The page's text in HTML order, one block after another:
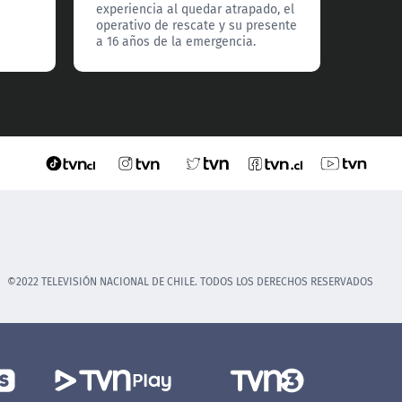
experiencia al quedar atrapado, el
operativo de rescate y su presente
a 16 años de la emergencia.
©2022 TELEVISIÓN NACIONAL DE CHILE. TODOS LOS DERECHOS RESERVADOS